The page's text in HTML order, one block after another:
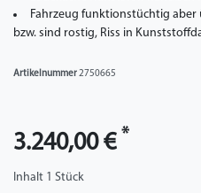
Fahrzeug funktionstüchtig
bzw. sind rostig, Riss in
Artikelnummer2750665
3.240,00 € *
Inhalt 1 Stück